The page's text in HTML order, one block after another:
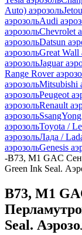
Auto) аэрозоль
аэрозольAudi
аэрозольChevrolet
аэрозольDatsun
аэрозольGreat Wall
аэрозольJaguar
Range Rover
аэрозольMitsubishi
аэрозольPeugeot
аэрозольRenault
аэрозоль
аэрозольToyota /
аэрозольЛада /
аэрозольGenesis
-B73, M1 GAC
Green Ink Seal.
B73, M1
Seal.